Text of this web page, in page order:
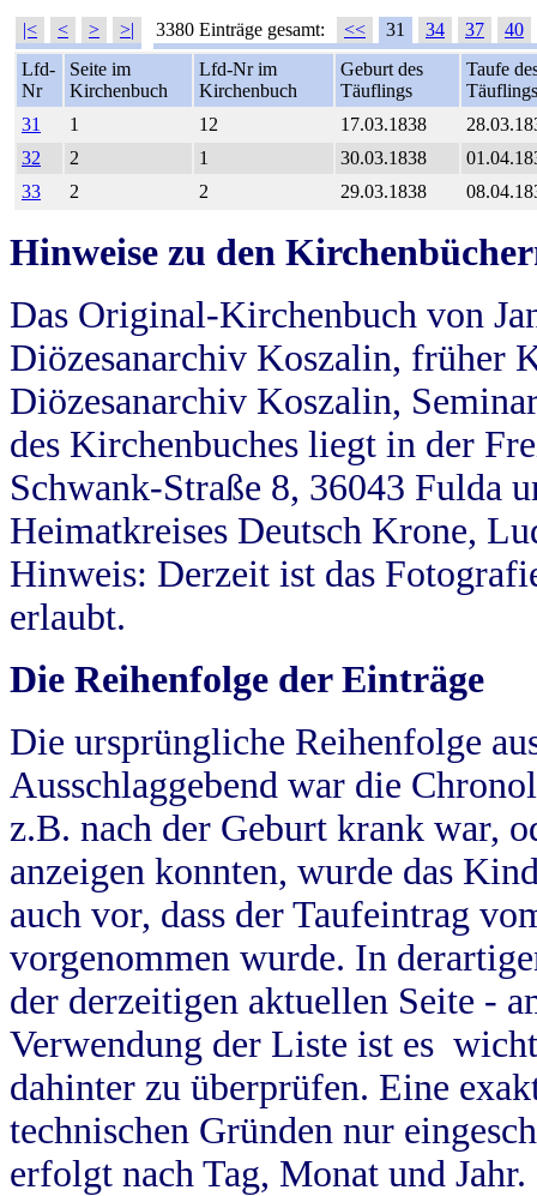
|< < > >| 3380 Einträge gesamt: << 31 34 37
40
Lfd-
Nr
Seite im
Kirchenbuch
Lfd-Nr im
Kirchenbuch
Geburt des
Täuflings
Taufe
Täuflings
31
1 12 17.03.1838
32
2 1 30.03.1838
33
2 2 29.03.1838
Hinweise zu den
Das Original-Kirchenbuch von
Diözesanarchiv Koszalin, früher
Diözesanarchiv Koszalin,
des Kirchenbuches liegt in der
Schwank-Straße 8, 36043 Fulda
Heimatkreises Deutsch Krone,
Hinweis: Derzeit ist das
erlaubt.
Die Reihenfolge der Einträge
Die ursprüngliche Reihenfolge
Ausschlaggebend war die
z.B. nach der Geburt krank war,
anzeigen konnten, wurde das
auch vor, dass der Taufeintrag
vorgenommen wurde. In
der derzeitigen aktuellen Seite -
Verwendung der Liste ist es
dahinter zu überprüfen. Eine
technischen Gründen nur
erfolgt nach Tag, Monat und Jahr.